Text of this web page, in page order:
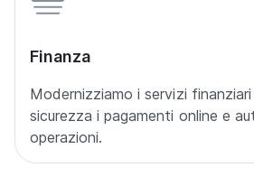
Finanza
Modernizziamo i servizi
sicurezza i pagamenti online e
operazioni.